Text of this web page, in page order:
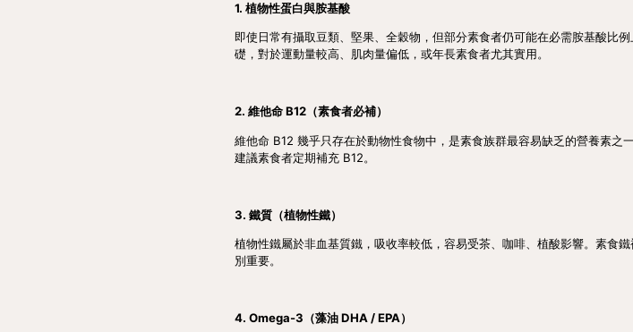
1. 植物性蛋白與胺基酸
即使日常有攝取豆類、堅果、全穀物，但部分素食者仍可能在必需胺基酸比
礎，對於運動量較高、肌肉量偏低，或年長素食者尤其實用。
2. 維他命 B12（素食者必補）
維他命 B12 幾乎只存在於動物性食物中，是素食族群最容易缺乏的營養素
建議素食者定期補充 B12。
3. 鐵質（植物性鐵）
植物性鐵屬於非血基質鐵，吸收率較低，容易受茶、咖啡、植酸影響。素食
別重要。
4. Omega-3（藻油 DHA / EPA）